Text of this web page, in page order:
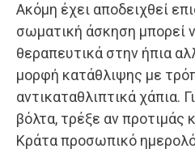
Ακόμη έχει αποδειχθεί
σωματική άσκηση μπορεί
θεραπευτικά στην ήπια
μορφή κατάθλιψης με
αντικαταθλιπτικά χάπια.
βόλτα, τρέξε αν προτιμάς
Κράτα προσωπικό